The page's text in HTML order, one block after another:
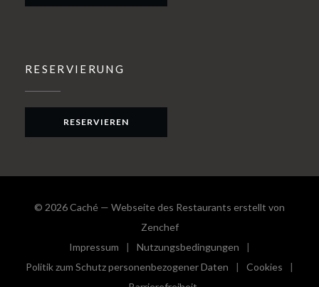
RESERVIERUNG
RESERVIEREN
© 2026 Caché — Webseite des Restaurants erstellt von
Zenchef((öffnet ein neues Fenster))
Impressum
((öffnet ein neues Fenster))
Nutzungsbedingungen
((öffnet ein neues Fenster))
Politik zum Schutz personenbezogener Daten
((öffnet ein neues Fenster))
Cookies
((öffnet